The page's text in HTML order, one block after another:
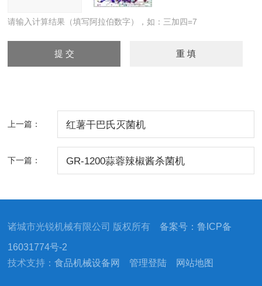
请输入计算结果（填写阿拉伯数字），如：三加四=7
上一篇： 红薯干巴氏灭菌机
下一篇： GR-1200蒜蓉辣椒酱杀菌机
诸城市光锐机械有限公司 版权所有备案号：鲁ICP备
16031774号-2
技术支持：食品机械设备网 管理登陆 网站地图